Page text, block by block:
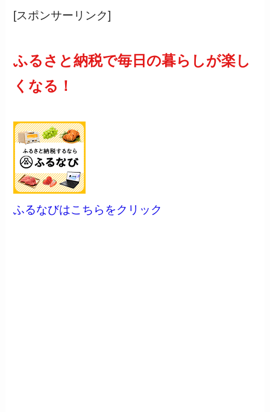
[スポンサーリンク]
ふるさと納税で毎日の暮らしが楽し
くなる！
ふるなびはこちらをクリック